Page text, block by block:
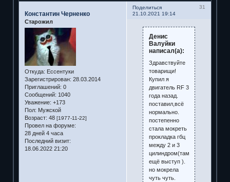
Поделиться
31
21.10.2021 19:14
Константин Черненко
Старожил
Откуда: Ессентуки
Зарегистрирован: 28.03.2014
Приглашений: 0
Сообщений: 1040
Уважение: +173
Пол: Мужской
Возраст: 48 [1977-11-22]
Провел на форуме:
28 дней 4 часа
Последний визит:
18.06.2022 21:20
Денис
Валуйки
написал(а):
Здравствуйте
товарищи!
Купил я
двигатель RF 3
года назад.
поставил,всё
нормально.
постепенно
стала мокреть
прокладка гбц
между 2 и 3
цилиндром(там
ещё выступ ).
но мокрела
чуть чуть.